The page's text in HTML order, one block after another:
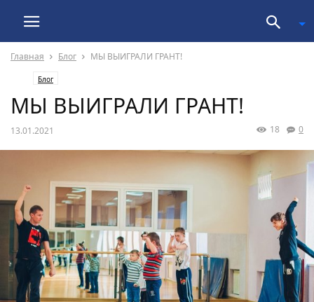
Главная Блог МЫ ВЫИГРАЛИ ГРАНТ!
Блог
МЫ ВЫИГРАЛИ ГРАНТ!
13.01.2021 0
18